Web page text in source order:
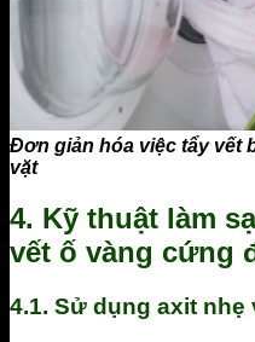
Đơn giản hóa việc tẩy vết
vặt
4. Kỹ thuật làm
vết ố vàng cứng
4.1. Sử dụng axit